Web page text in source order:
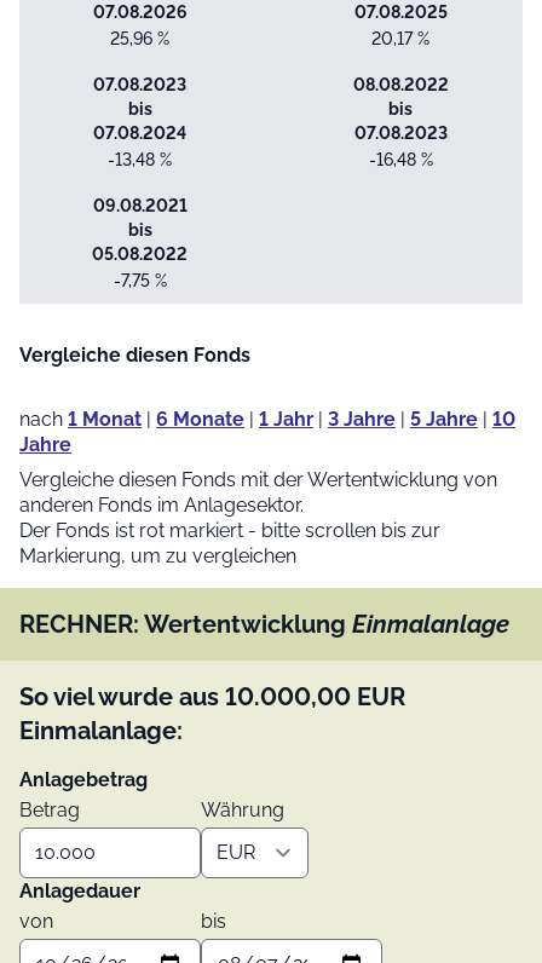
07.08.2026
25,96 %
07.08.2025
20,17 %
07.08.2023
bis
07.08.2024
-13,48 %
08.08.2022
bis
07.08.2023
-16,48 %
09.08.2021
bis
05.08.2022
-7,75 %
Vergleiche diesen Fonds
nach 1 Monat | 6 Monate | 1 Jahr | 3 Jahre | 5 Jahre | 10
Jahre
Vergleiche diesen Fonds mit der Wertentwicklung von
anderen Fonds im Anlagesektor.
Der Fonds ist rot markiert - bitte scrollen bis zur
Markierung, um zu vergleichen
RECHNER: Wertentwicklung Einmalanlage
So viel wurde aus 10.000,00 EUR
Einmalanlage:
Anlagebetrag
Betrag
Währung
Anlagedauer
von
bis